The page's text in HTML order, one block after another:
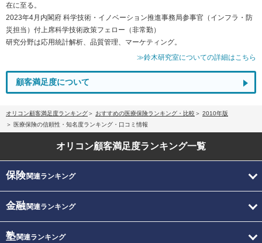
在に至る。
2023年4月内閣府 科学技術・イノベーション推進事務局参事官（インフラ・防
災担当）付上席科学技術政策フェロー（非常勤）
研究分野は応用統計解析、品質管理、マーケティング。
≫鈴木研究室についての詳細はこちら
顧客満足度について
オリコン顧客満足度ランキング おすすめの医療保険ランキング・比較
2010年版
医療保険の信頼性・知名度ランキング・口コミ情報
オリコン顧客満足度ランキング一覧
保険関連ランキング
金融関連ランキング
塾関連ランキング